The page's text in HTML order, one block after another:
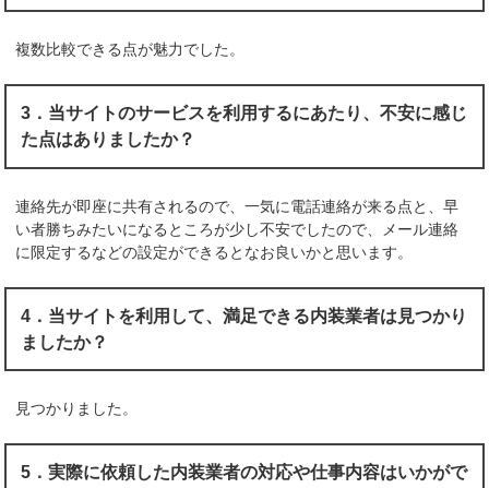
複数比較できる点が魅力でした。
3．当サイトのサービスを利用するにあたり、不安に感じ
た点はありましたか？
連絡先が即座に共有されるので、一気に電話連絡が来る点と、早
い者勝ちみたいになるところが少し不安でしたので、メール連絡
に限定するなどの設定ができるとなお良いかと思います。
4．当サイトを利用して、満足できる内装業者は見つかり
ましたか？
見つかりました。
5．実際に依頼した内装業者の対応や仕事内容はいかがで